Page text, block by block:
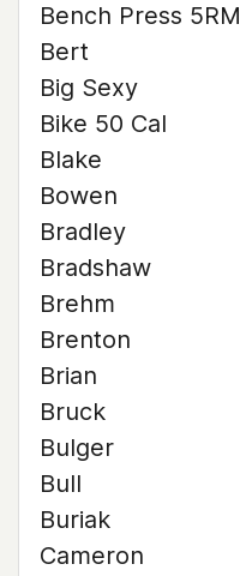
Bench Press 5RM
Bert
Big Sexy
Bike 50 Cal
Blake
Bowen
Bradley
Bradshaw
Brehm
Brenton
Brian
Bruck
Bulger
Bull
Buriak
Cameron